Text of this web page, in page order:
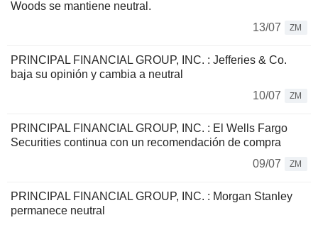
Woods se mantiene neutral.
13/07
ZM
PRINCIPAL FINANCIAL GROUP, INC. : Jefferies & Co.
baja su opinión y cambia a neutral
10/07
ZM
PRINCIPAL FINANCIAL GROUP, INC. : El Wells Fargo
Securities continua con un recomendación de compra
09/07
ZM
PRINCIPAL FINANCIAL GROUP, INC. : Morgan Stanley
permanece neutral